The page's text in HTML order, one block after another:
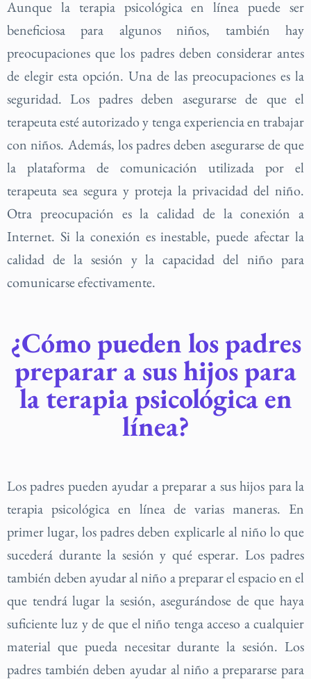
Aunque la terapia psicológica en línea puede ser
beneficiosa para algunos niños, también hay
preocupaciones que los padres deben considerar antes
de elegir esta opción. Una de las preocupaciones es la
seguridad. Los padres deben asegurarse de que el
terapeuta esté autorizado y tenga experiencia en trabajar
con niños. Además, los padres deben asegurarse de que
la plataforma de comunicación utilizada por el
terapeuta sea segura y proteja la privacidad del niño.
Otra preocupación es la calidad de la conexión a
Internet. Si la conexión es inestable, puede afectar la
calidad de la sesión y la capacidad del niño para
comunicarse efectivamente.
¿Cómo pueden los padres
preparar a sus hijos para
la terapia psicológica en
línea?
Los padres pueden ayudar a preparar a sus hijos para la
terapia psicológica en línea de varias maneras. En
primer lugar, los padres deben explicarle al niño lo que
sucederá durante la sesión y qué esperar. Los padres
también deben ayudar al niño a preparar el espacio en el
que tendrá lugar la sesión, asegurándose de que haya
suficiente luz y de que el niño tenga acceso a cualquier
material que pueda necesitar durante la sesión. Los
padres también deben ayudar al niño a prepararse para